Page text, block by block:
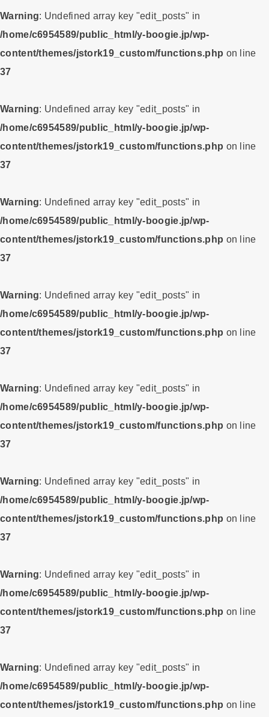
Warning: Undefined array key "edit_posts" in
/home/c6954589/public_html/y-boogie.jp/wp-
content/themes/jstork19_custom/functions.php on line
37
Warning: Undefined array key "edit_posts" in
/home/c6954589/public_html/y-boogie.jp/wp-
content/themes/jstork19_custom/functions.php on line
37
Warning: Undefined array key "edit_posts" in
/home/c6954589/public_html/y-boogie.jp/wp-
content/themes/jstork19_custom/functions.php on line
37
Warning: Undefined array key "edit_posts" in
/home/c6954589/public_html/y-boogie.jp/wp-
content/themes/jstork19_custom/functions.php on line
37
Warning: Undefined array key "edit_posts" in
/home/c6954589/public_html/y-boogie.jp/wp-
content/themes/jstork19_custom/functions.php on line
37
Warning: Undefined array key "edit_posts" in
/home/c6954589/public_html/y-boogie.jp/wp-
content/themes/jstork19_custom/functions.php on line
37
Warning: Undefined array key "edit_posts" in
/home/c6954589/public_html/y-boogie.jp/wp-
content/themes/jstork19_custom/functions.php on line
37
Warning: Undefined array key "edit_posts" in
/home/c6954589/public_html/y-boogie.jp/wp-
content/themes/jstork19_custom/functions.php on line